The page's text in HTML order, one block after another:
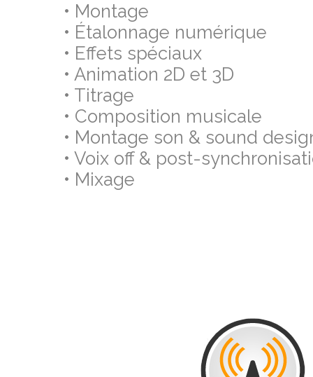
• Montage
• Étalonnage numérique
• Effets spéciaux
• Animation 2D et 3D
• Titrage
• Composition musicale
• Montage son & sound
• Voix off & post-
• Mixage